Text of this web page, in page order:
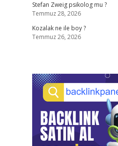
Stefan Zweig psikolog mu ?
Temmuz 28, 2026
Kozalak ne ile boy ?
Temmuz 26, 2026